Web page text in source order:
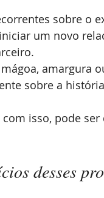
sobre o
um novo
amargura
sobre a
com isso, pode
desses